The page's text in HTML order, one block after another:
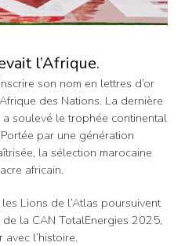
l’Afrique.
son nom en lettres d’or
des Nations. La dernière
soulevé le trophée continental
par une génération
la sélection marocaine
africain.
Lions de l’Atlas poursuivent
la CAN TotalEnergies 2025,
l’histoire.